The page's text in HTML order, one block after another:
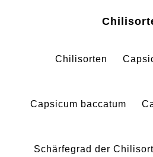
Chilisorten
Capsicum baccatum
Schärfegrad der